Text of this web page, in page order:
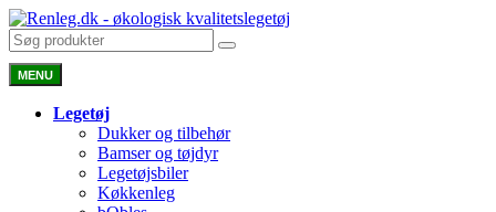
MENU
Legetøj
Dukker og tilbehør
Bamser og tøjdyr
Legetøjsbiler
Køkkenleg